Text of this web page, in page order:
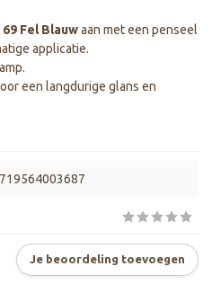
Fel Blauwaan met een penseel
applicatie.
een langdurige glans en
Je beoordeling toevoegen